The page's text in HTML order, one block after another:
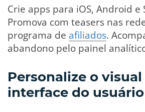
Crie apps para iOS, Android e
Promova com teasers nas
programa de afiliados.
abandono pelo painel
Personalize o visual
interface do usuário